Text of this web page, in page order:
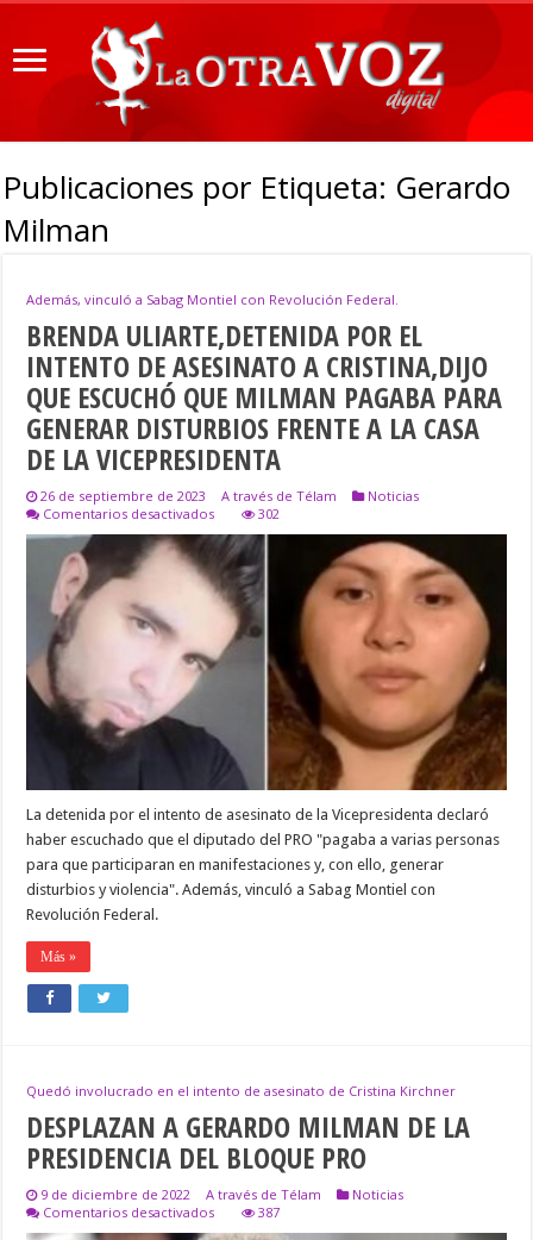
Publicaciones por Etiqueta: Gerardo
Milman
Además, vinculó a Sabag Montiel con Revolución Federal.
BRENDA ULIARTE,DETENIDA POR EL
INTENTO DE ASESINATO A CRISTINA,DIJO
QUE ESCUCHÓ QUE MILMAN PAGABA PARA
GENERAR DISTURBIOS FRENTE A LA CASA
DE LA VICEPRESIDENTA
26 de septiembre de 2023 A través de Télam
Noticias
Comentarios desactivadosen
BRENDA
ULIARTE,DETENIDA
POR
EL
INTENTO
DE
ASESINATO
A
CRISTINA,DIJO
MILMAN
PAGABA
PARA
DISTURBIOS
FRENTE
LA
CASA
302
La detenida por el intento de asesinato de la Vicepresidenta declaró
haber escuchado que el diputado del PRO "pagaba a varias personas
para que participaran en manifestaciones y, con ello, generar
disturbios y violencia". Además, vinculó a Sabag Montiel con
Revolución Federal.
Más »
Quedó involucrado en el intento de asesinato de Cristina Kirchner
DESPLAZAN A GERARDO MILMAN DE LA
PRESIDENCIA DEL BLOQUE PRO
9 de diciembre de 2022 A través de Télam
Noticias
Comentarios desactivadosen
DESPLAZAN
387